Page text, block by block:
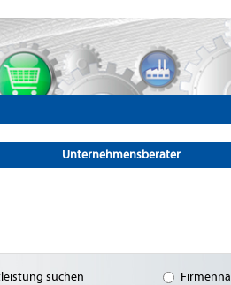
Unternehmensberater
suchen